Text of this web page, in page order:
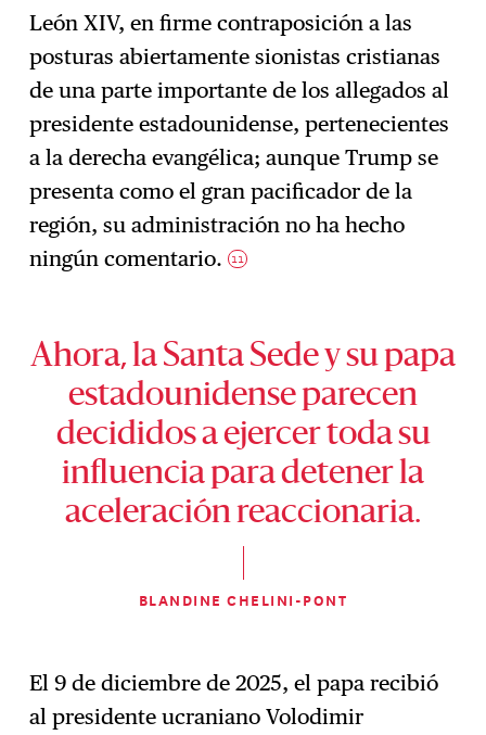
León XIV, en firme contraposición a las
posturas abiertamente sionistas cristianas
de una parte importante de los allegados al
presidente estadounidense, pertenecientes
a la derecha evangélica; aunque Trump se
presenta como el gran pacificador de la
región, su administración no ha hecho
ningún comentario.11
Ahora, la Santa Sede y su papa
estadounidense parecen
decididos a ejercer toda su
influencia para detener la
aceleración reaccionaria.
BLANDINE CHELINI-PONT
El 9 de diciembre de 2025, el papa recibió
al presidente ucraniano Volodimir